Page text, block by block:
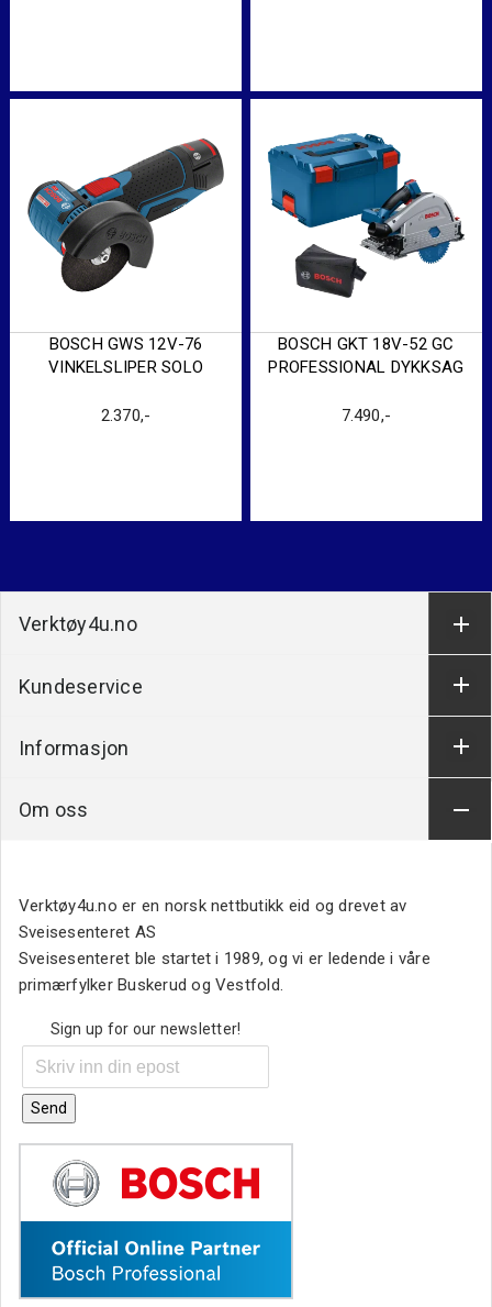
BOSCH GWS 12V-76
VINKELSLIPER SOLO
2.370,-
BOSCH GKT 18V-52 GC
PROFESSIONAL DYKKSAG
7.490,-
Verktøy4u.no
Kundeservice
Informasjon
Om oss
Verktøy4u.no er en norsk nettbutikk eid og drevet av
Sveisesenteret AS
Sveisesenteret ble startet i 1989, og vi er ledende i våre
primærfylker Buskerud og Vestfold.
Sign up for our newsletter!
Send